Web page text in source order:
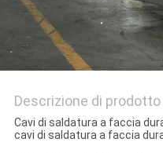
Descrizione di prodotto
Cavi di saldatura a faccia
cavi di saldatura a faccia